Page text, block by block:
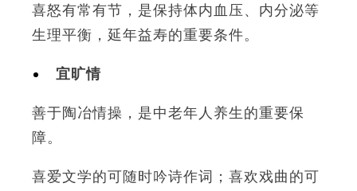
喜怒有常有节，是保持体内血压、内分泌等
生理平衡，延年益寿的重要条件。
宜旷情
善于陶冶情操，是中老年人养生的重要保
障。
喜爱文学的可随时吟诗作词；喜欢戏曲的可